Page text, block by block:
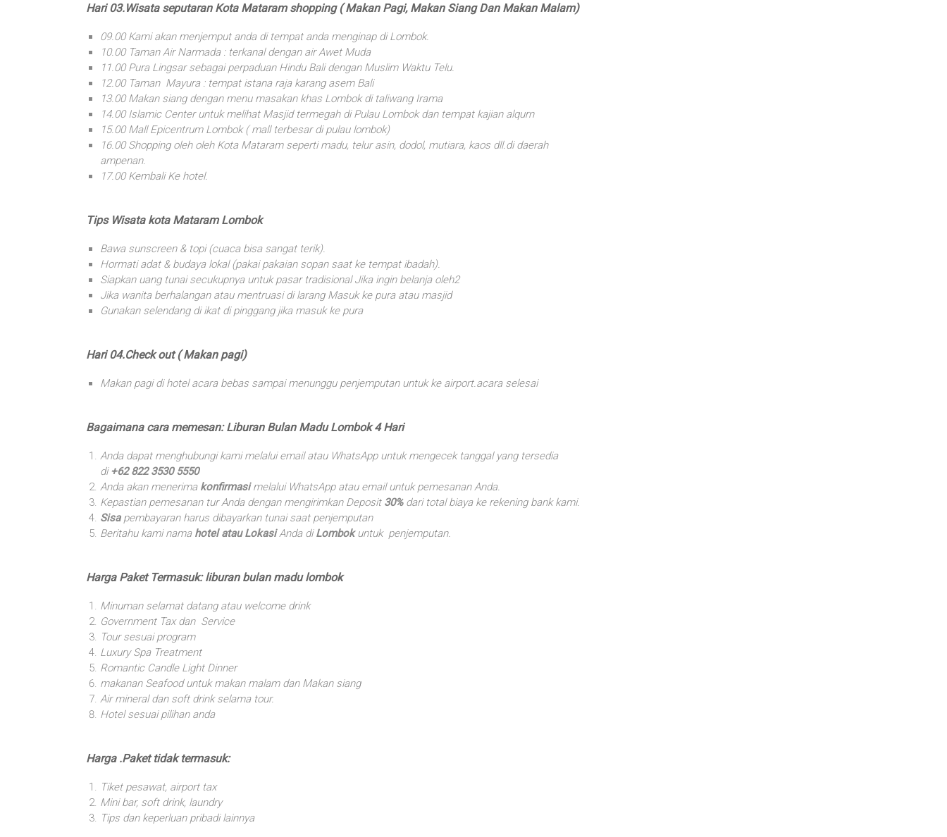
Hari 03.Wisata seputaran Kota Mataram shopping ( Makan Pagi, Makan Siang Dan Makan Malam)
09.00 Kami akan menjemput anda di tempat anda menginap di Lombok.
10.00 Taman Air Narmada : terkanal dengan air Awet Muda
11.00 Pura Lingsar sebagai perpaduan Hindu Bali dengan Muslim Waktu Telu.
12.00 Taman Mayura : tempat istana raja karang asem Bali
13.00 Makan siang dengan menu masakan khas Lombok di taliwang Irama
14.00 Islamic Center untuk melihat Masjid termegah di Pulau Lombok dan tempat kajian alqurn
15.00 Mall Epicentrum Lombok ( mall terbesar di pulau lombok)
16.00 Shopping oleh oleh Kota Mataram seperti madu, telur asin, dodol, mutiara, kaos dll.di daerah
ampenan.
17.00 Kembali Ke hotel.
Tips Wisata kota Mataram Lombok
Bawa sunscreen & topi (cuaca bisa sangat terik).
Hormati adat & budaya lokal (pakai pakaian sopan saat ke tempat ibadah).
Siapkan uang tunai secukupnya untuk pasar tradisional Jika ingin belanja oleh2
Jika wanita berhalangan atau mentruasi di larang Masuk ke pura atau masjid
Gunakan selendang di ikat di pinggang jika masuk ke pura
Hari 04.Check out ( Makan pagi)
Makan pagi di hotel acara bebas sampai menunggu penjemputan untuk ke airport.acara selesai
Bagaimana cara memesan: Liburan Bulan Madu Lombok 4 Hari
Anda dapat menghubungi kami melalui email atau WhatsApp untuk mengecek tanggal yang tersedia
di +62 822 3530 5550
Anda akan menerima konfirmasimelalui WhatsApp atau email untuk pemesanan Anda.
Kepastian pemesanan tur Anda dengan mengirimkan Deposit 30%dari total biaya ke rekening bank kami.
Sisapembayaran harus dibayarkan tunai saat penjemputan
Beritahu kami nama hotel atau LokasiAnda diLombokuntuk penjemputan.
Harga Paket Termasuk: liburan bulan madu lombok
Minuman selamat datang atau welcome drink
Government Tax dan Service
Tour sesuai program
Luxury Spa Treatment
Romantic Candle Light Dinner
makanan Seafood untuk makan malam dan Makan siang
Air mineral dan soft drink selama tour.
Hotel sesuai pilihan anda
Harga .Paket tidak termasuk:
Tiket pesawat, airport tax
Mini bar, soft drink, laundry
Tips dan keperluan pribadi lainnya